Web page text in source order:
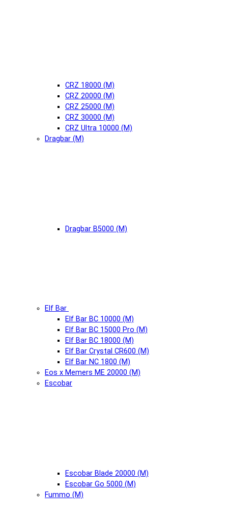
CRZ 18000 (М)
CRZ 20000 (М)
CRZ 25000 (М)
CRZ 30000 (М)
CRZ Ultra 10000 (М)
Dragbar (М)
Dragbar B5000 (М)
Elf Bar
Elf Bar BC 10000 (М)
Elf Bar BC 15000 Pro (М)
Elf Bar BC 18000 (М)
Elf Bar Crystal CR600 (М)
Elf Bar NC 1800 (М)
Eos x Memers ME 20000 (М)
Escobar
Escobar Blade 20000 (М)
Escobar Go 5000 (М)
Fummo (М)